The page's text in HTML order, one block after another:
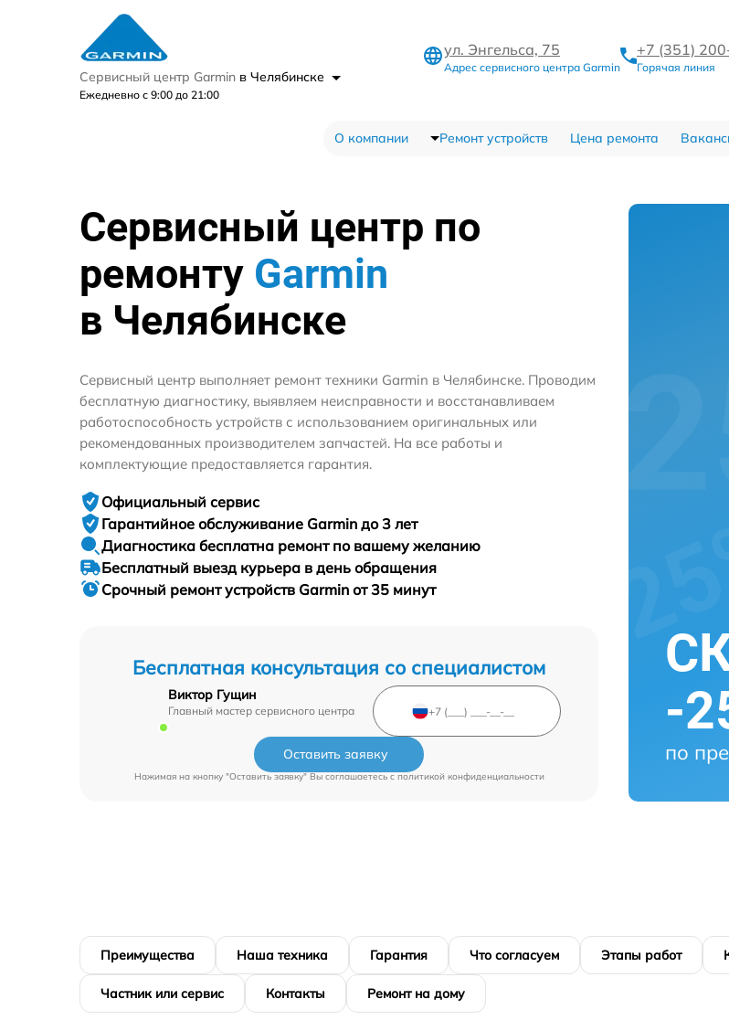
Сервисный центр Garmin в Челябинске
Ежедневно с 9:00 до 21:00
ул. Энгельса, 75
Адрес сервисного центра Garmin
+7 (351)
Горячая линия
О компании Ремонт устройств Цена ремонта
Сервисный центр по
ремонту Garmin
в Челябинске
Бесплатная консультация со специалистом
Виктор Гущин
Главный мастер сервисного центра
Оставить заявку
Нажимая на кнопку "Оставить заявку" Вы соглашаетесь cполитикой конфиденциальности
Сервисный центр выполняет ремонт техники Garmin в Челябинске. Проводим
бесплатную диагностику, выявляем неисправности и восстанавливаем
работоспособность устройств с использованием оригинальных или
рекомендованных производителем запчастей. На все работы и
комплектующие предоставляется гарантия.
Официальный сервис
Гарантийное обслуживание Garmin до 3 лет
Диагностика бесплатна ремонт по вашему желанию
Бесплатный выезд курьера в день обращения
Срочный ремонтустройств Garmin от 35 минут
-
по
Преимущества Наша техника Гарантия Что согласуем Этапы работ
Частник или сервис Контакты Ремонт на дому